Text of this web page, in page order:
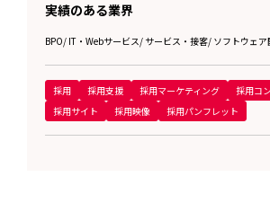
実績のある業界
BPO/IT・Webサービス/サービス・接客/ソフトウェア
採用 採用支援 採用マーケティング
採用コ
採用サイト
採用映像 採用パンフレット